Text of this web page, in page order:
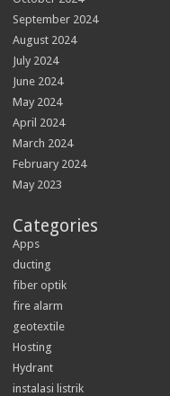
September 2024
August 2024
July 2024
June 2024
May 2024
April 2024
March 2024
February 2024
May 2023
Categories
Apps
ducting
fiber optik
fire alarm
geotextile
Hosting
Hydrant
instalasi listrik